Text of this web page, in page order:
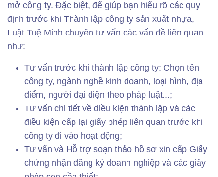
mở công ty. Đặc biệt, để giúp bạn hiểu rõ các quy
định trước khi Thành lập công ty sản xuất nhựa,
Luật Tuệ Minh chuyên tư vấn các vấn đề liên quan
như:
Tư vấn trước khi thành lập công ty: Chọn tên
công ty, ngành nghề kinh doanh, loại hình, địa
điểm, người đại diện theo pháp luật...;
Tư vấn chi tiết về điều kiện thành lập và các
điều kiện cấp lại giấy phép liên quan trước khi
công ty đi vào hoạt động;
Tư vấn và Hỗ trợ soạn thảo hồ sơ xin cấp Giấy
chứng nhận đăng ký doanh nghiệp và các giấy